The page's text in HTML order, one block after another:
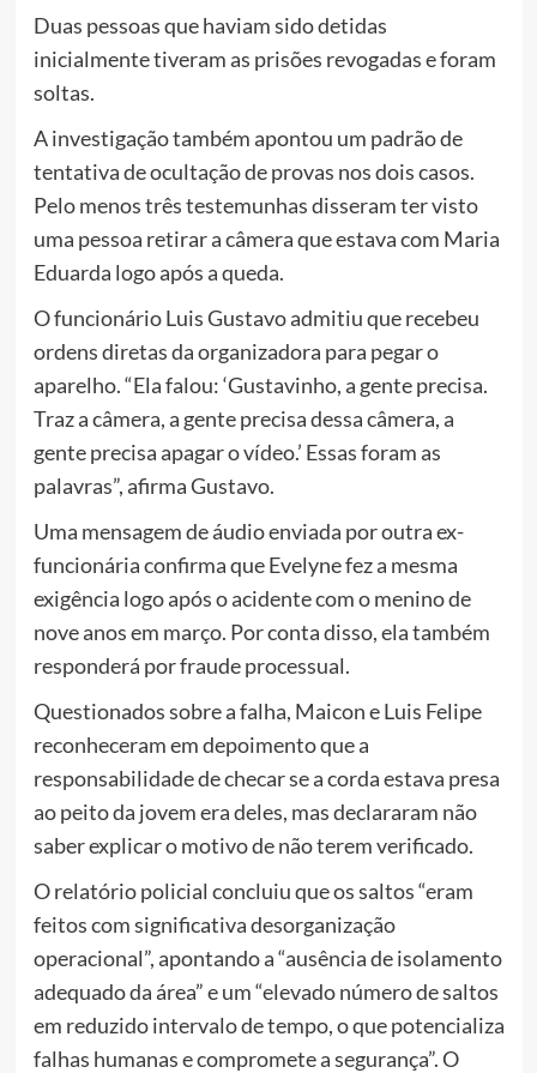
Duas pessoas que haviam sido detidas
inicialmente tiveram as prisões revogadas e foram
soltas.
A investigação também apontou um padrão de
tentativa de ocultação de provas nos dois casos.
Pelo menos três testemunhas disseram ter visto
uma pessoa retirar a câmera que estava com Maria
Eduarda logo após a queda.
O funcionário Luis Gustavo admitiu que recebeu
ordens diretas da organizadora para pegar o
aparelho. “Ela falou: ‘Gustavinho, a gente precisa.
Traz a câmera, a gente precisa dessa câmera, a
gente precisa apagar o vídeo.’ Essas foram as
palavras”, afirma Gustavo.
Uma mensagem de áudio enviada por outra ex-
funcionária confirma que Evelyne fez a mesma
exigência logo após o acidente com o menino de
nove anos em março. Por conta disso, ela também
responderá por fraude processual.
Questionados sobre a falha, Maicon e Luis Felipe
reconheceram em depoimento que a
responsabilidade de checar se a corda estava presa
ao peito da jovem era deles, mas declararam não
saber explicar o motivo de não terem verificado.
O relatório policial concluiu que os saltos “eram
feitos com significativa desorganização
operacional”, apontando a “ausência de isolamento
adequado da área” e um “elevado número de saltos
em reduzido intervalo de tempo, o que potencializa
falhas humanas e compromete a segurança”. O